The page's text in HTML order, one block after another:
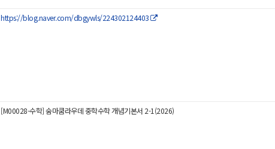
https://blog.naver.com/dbgywls/224302124403
[M00028-수학] 숨마쿰라우데 중학수학 개념기본서 2-1(2026)